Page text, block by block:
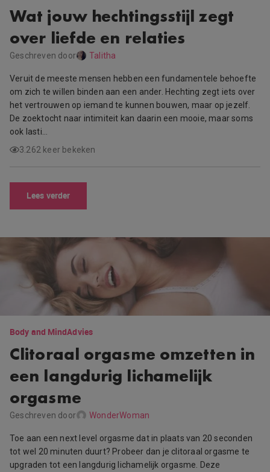
Wat jouw hechtingsstijl zegt
over liefde en relaties
Geschreven door Talitha
Veruit de meeste mensen hebben een fundamentele behoefte
om zich te willen binden aan een ander. Hechting zegt iets over
het vertrouwen op iemand te kunnen bouwen, maar op jezelf.
De zoektocht naar intimiteit kan daarin een mooie, maar soms
ook lasti…
3.262 keer bekeken
Lees verder
Body and MindAdvies
Clitoraal orgasme omzetten in
een langdurig lichamelijk
orgasme
Geschreven door WonderWoman
Toe aan een next level orgasme dat in plaats van 20 seconden
tot wel 20 minuten duurt? Probeer dan je clitoraal orgasme te
upgraden tot een langdurig lichamelijk orgasme. Deze